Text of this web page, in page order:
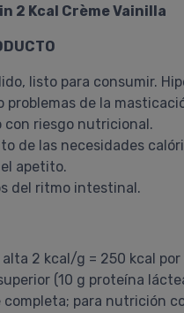
2 Kcal Crème Vainilla
listo para consumir.
de la
riesgo nutricional.
de las necesidades
apetito.
del ritmo intestinal.
2 kcal/g = 250 kcal por
(10 g proteína
para nutrición